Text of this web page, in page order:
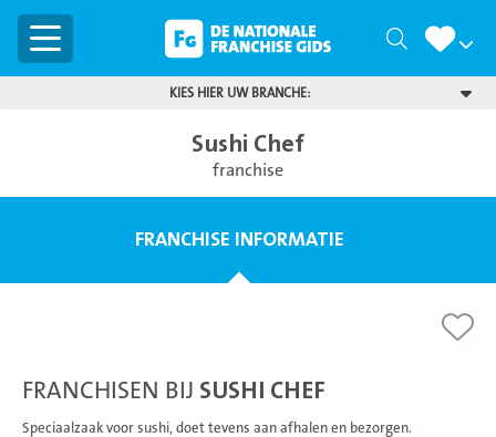
Menu Zoeken
KIES HIER UW BRANCHE:
Sushi Chef
franchise
FRANCHISE INFORMATIE
FRANCHISEN BIJ SUSHI CHEF
Speciaalzaak voor sushi, doet tevens aan afhalen en bezorgen.